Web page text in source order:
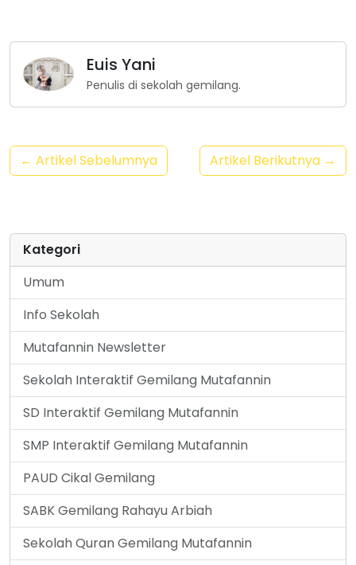
Euis Yani
Penulis di sekolah gemilang.
← Artikel Sebelumnya Artikel Berikutnya →
Kategori
Umum
Info Sekolah
Mutafannin Newsletter
Sekolah Interaktif Gemilang Mutafannin
SD Interaktif Gemilang Mutafannin
SMP Interaktif Gemilang Mutafannin
PAUD Cikal Gemilang
SABK Gemilang Rahayu Arbiah
Sekolah Quran Gemilang Mutafannin